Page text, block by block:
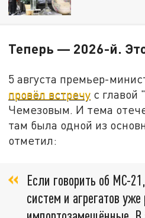
Теперь — 2026-й.
5 августа премьер-
провёл встречу с главой
Чемезовым. И тема
там была одной из
отметил:
Если говорить об МС-
систем и агрегатов уже